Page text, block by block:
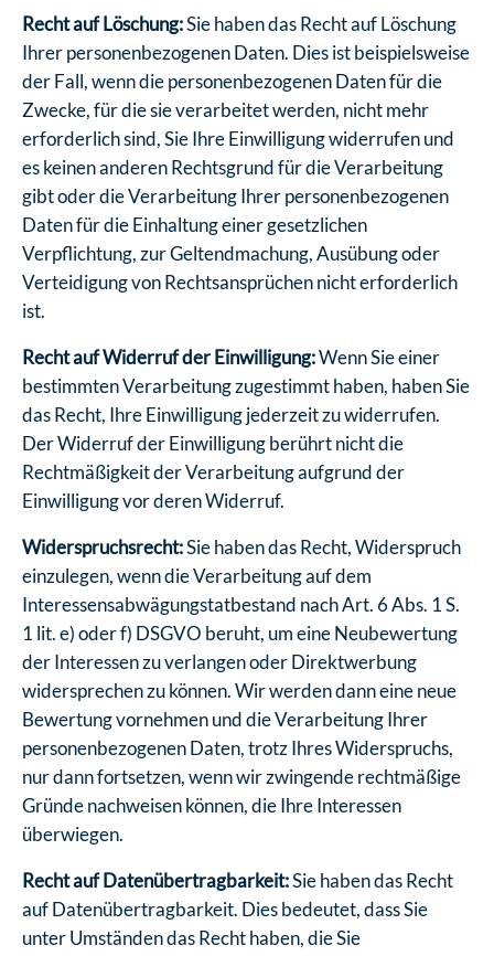
Recht auf Löschung:Sie haben das Recht auf Löschung
Ihrer personenbezogenen Daten. Dies ist beispielsweise
der Fall, wenn die personenbezogenen Daten für die
Zwecke, für die sie verarbeitet werden, nicht mehr
erforderlich sind, Sie Ihre Einwilligung widerrufen und
es keinen anderen Rechtsgrund für die Verarbeitung
gibt oder die Verarbeitung Ihrer personenbezogenen
Daten für die Einhaltung einer gesetzlichen
Verpflichtung, zur Geltendmachung, Ausübung oder
Verteidigung von Rechtsansprüchen nicht erforderlich
ist.
Recht auf Widerruf der Einwilligung:Wenn Sie einer
bestimmten Verarbeitung zugestimmt haben, haben Sie
das Recht, Ihre Einwilligung jederzeit zu widerrufen.
Der Widerruf der Einwilligung berührt nicht die
Rechtmäßigkeit der Verarbeitung aufgrund der
Einwilligung vor deren Widerruf.
Widerspruchsrecht:Sie haben das Recht, Widerspruch
einzulegen, wenn die Verarbeitung auf dem
Interessensabwägungstatbestand nach Art. 6 Abs. 1 S.
1 lit. e) oder f) DSGVO beruht, um eine Neubewertung
der Interessen zu verlangen oder Direktwerbung
widersprechen zu können. Wir werden dann eine neue
Bewertung vornehmen und die Verarbeitung Ihrer
personenbezogenen Daten, trotz Ihres Widerspruchs,
nur dann fortsetzen, wenn wir zwingende rechtmäßige
Gründe nachweisen können, die Ihre Interessen
überwiegen.
Recht auf Datenübertragbarkeit:Sie haben das Recht
auf Datenübertragbarkeit. Dies bedeutet, dass Sie
unter Umständen das Recht haben, die Sie